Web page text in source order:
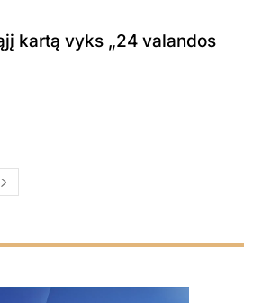
kartą vyks „24 valandos